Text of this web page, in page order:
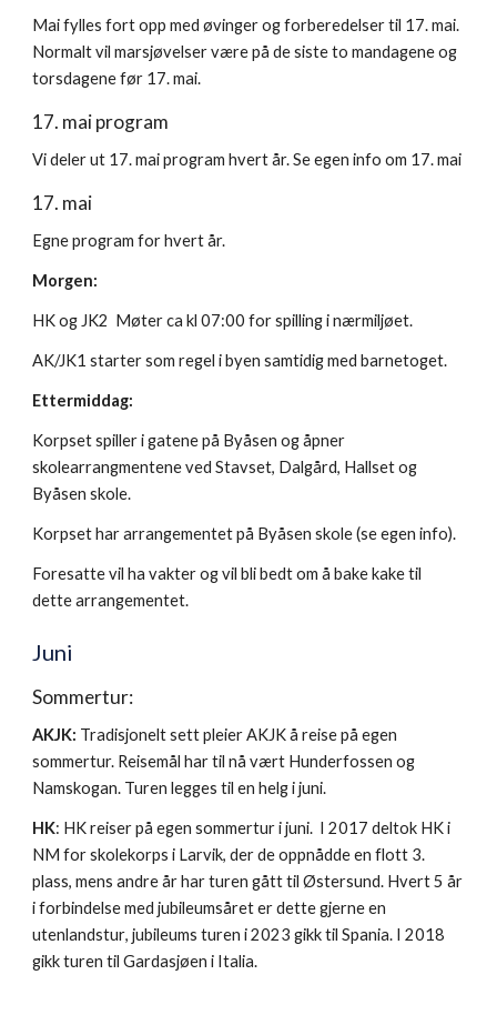
Mai fylles fort opp med øvinger og forberedelser til 17. mai.
Normalt vil marsjøvelser være på de siste to mandagene og
torsdagene før 17. mai.
17. mai program
Vi deler ut 17. mai program hvert år. Se egen info om 17. mai
17. mai
Egne program for hvert år.
Morgen:
HK og JK2 Møter ca kl 07:00 for spilling i nærmiljøet.
AK/JK1 starter som regel i byen samtidig med barnetoget.
Ettermiddag:
Korpset spiller i gatene på Byåsen og åpner
skolearrangmentene ved Stavset, Dalgård, Hallset og
Byåsen skole.
Korpset har arrangementet på Byåsen skole (se egen info).
Foresatte vil ha vakter og vil bli bedt om å bake kake til
dette arrangementet.
Juni
Sommertur:
AKJK: Tradisjonelt sett pleier AKJK å reise på egen
sommertur. Reisemål har til nå vært Hunderfossen og
Namskogan. Turen legges til en helg i juni.
HK: HK reiser på egen sommertur i juni. I 2017 deltok HK i
NM for skolekorps i Larvik, der de oppnådde en flott 3.
plass, mens andre år har turen gått til Østersund. Hvert 5 år
i forbindelse med jubileumsåret er dette gjerne en
utenlandstur, jubileums turen i 2023 gikk til Spania. I 2018
gikk turen til Gardasjøen i Italia.